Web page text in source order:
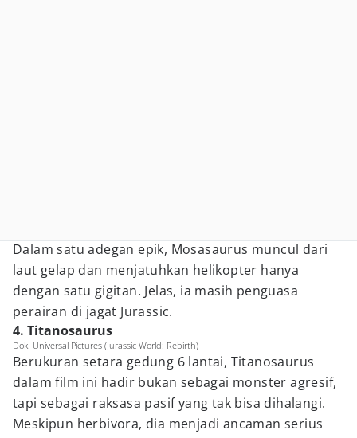
Dalam satu adegan epik, Mosasaurus muncul dari
laut gelap dan menjatuhkan helikopter hanya
dengan satu gigitan. Jelas, ia masih penguasa
perairan di jagat Jurassic.
4. Titanosaurus
Dok. Universal Pictures (Jurassic World: Rebirth)
Berukuran setara gedung 6 lantai, Titanosaurus
dalam film ini hadir bukan sebagai monster agresif,
tapi sebagai raksasa pasif yang tak bisa dihalangi.
Meskipun herbivora, dia menjadi ancaman serius